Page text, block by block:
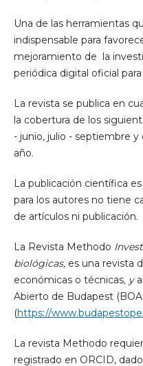
Una de las herramientas
indispensable para
mejoramiento de la
periódica digital oficial
La revista se publica en
la cobertura de los
- junio, julio - septiembre
año.
La publicación científica
para los autores no tiene
de artículos ni publicación.
La Revista Methodo
biológicas, es una revista
económicas o técnicas, y
Abierto de Budapest
(https://
La revista Methodo
registrado en ORCID,